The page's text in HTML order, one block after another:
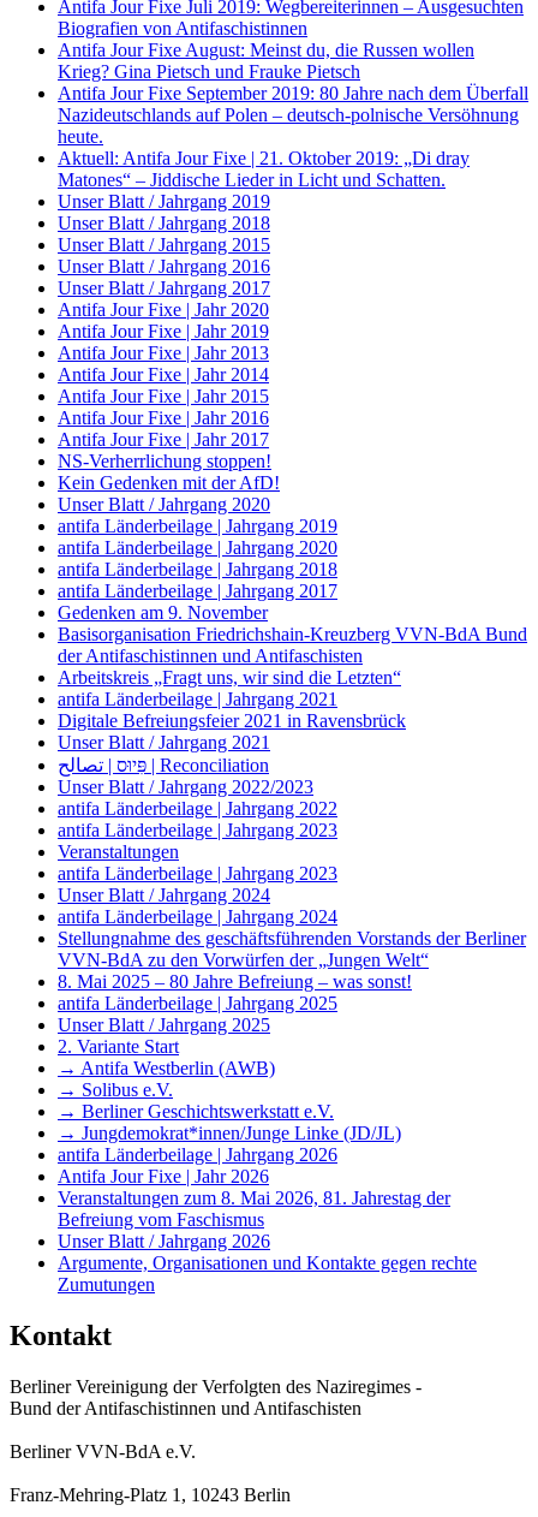
Antifa Jour Fixe Juli 2019: Wegbereiterinnen – Ausgesuchten
Biografien von Antifaschistinnen
Antifa Jour Fixe August: Meinst du, die Russen wollen
Krieg? Gina Pietsch und Frauke Pietsch
Antifa Jour Fixe September 2019: 80 Jahre nach dem Überfall
Nazideutschlands auf Polen – deutsch-polnische Versöhnung
heute.
Aktuell: Antifa Jour Fixe | 21. Oktober 2019: „Di dray
Matones“ – Jiddische Lieder in Licht und Schatten.
Unser Blatt / Jahrgang 2019
Unser Blatt / Jahrgang 2018
Unser Blatt / Jahrgang 2015
Unser Blatt / Jahrgang 2016
Unser Blatt / Jahrgang 2017
Antifa Jour Fixe | Jahr 2020
Antifa Jour Fixe | Jahr 2019
Antifa Jour Fixe | Jahr 2013
Antifa Jour Fixe | Jahr 2014
Antifa Jour Fixe | Jahr 2015
Antifa Jour Fixe | Jahr 2016
Antifa Jour Fixe | Jahr 2017
NS-Verherrlichung stoppen!
Kein Gedenken mit der AfD!
Unser Blatt / Jahrgang 2020
antifa Länderbeilage | Jahrgang 2019
antifa Länderbeilage | Jahrgang 2020
antifa Länderbeilage | Jahrgang 2018
antifa Länderbeilage | Jahrgang 2017
Gedenken am 9. November
Basisorganisation Friedrichshain-Kreuzberg VVN-BdA Bund
der Antifaschistinnen und Antifaschisten
Arbeitskreis „Fragt uns, wir sind die Letzten“
antifa Länderbeilage | Jahrgang 2021
Digitale Befreiungsfeier 2021 in Ravensbrück
Unser Blatt / Jahrgang 2021
פִּיוּס | تصالح | Reconciliation
Unser Blatt / Jahrgang 2022/2023
antifa Länderbeilage | Jahrgang 2022
antifa Länderbeilage | Jahrgang 2023
Veranstaltungen
antifa Länderbeilage | Jahrgang 2023
Unser Blatt / Jahrgang 2024
antifa Länderbeilage | Jahrgang 2024
Stellungnahme des geschäftsführenden Vorstands der Berliner
VVN-BdA zu den Vorwürfen der „Jungen Welt“
8. Mai 2025 – 80 Jahre Befreiung – was sonst!
antifa Länderbeilage | Jahrgang 2025
Unser Blatt / Jahrgang 2025
2. Variante Start
→ Antifa Westberlin (AWB)
→ Solibus e.V.
→ Berliner Geschichtswerkstatt e.V.
→ Jungdemokrat*innen/Junge Linke (JD/JL)
antifa Länderbeilage | Jahrgang 2026
Antifa Jour Fixe | Jahr 2026
Veranstaltungen zum 8. Mai 2026, 81. Jahrestag der
Befreiung vom Faschismus
Unser Blatt / Jahrgang 2026
Argumente, Organisationen und Kontakte gegen rechte
Zumutungen
Kontakt
Berliner Vereinigung der Verfolgten des Naziregimes -
Bund der Antifaschistinnen und Antifaschisten
Berliner VVN-BdA e.V.
Franz-Mehring-Platz 1, 10243 Berlin